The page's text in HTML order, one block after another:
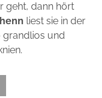
geht, dann hört
liest sie in der
und